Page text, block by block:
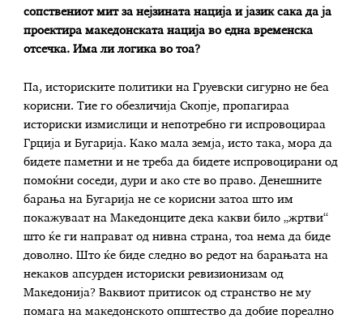
сопствениот мит за нејзината нација и јазик сака да ја
проектира македонската нација во една временска
отсечка. Има ли логика во тоа?
Па, историските политики на Груевски сигурно не беа
корисни. Тие го обезличија Скопје, пропагираа
историски измислици и непотребно ги испровоцираа
Грција и Бугарија. Како мала земја, исто така, мора да
бидете паметни и не треба да бидете испровоцирани од
помоќни соседи, дури и ако сте во право. Денешните
барања на Бугарија не се корисни затоа што им
покажуваат на Македонците дека какви било „жртви“
што ќе ги направат од нивна страна, тоа нема да биде
доволно. Што ќе биде следно во редот на барањата на
некаков апсурден историски ревизионизам од
Македонија? Ваквиот притисок од странство не му
помага на македонското општество да добие пореално